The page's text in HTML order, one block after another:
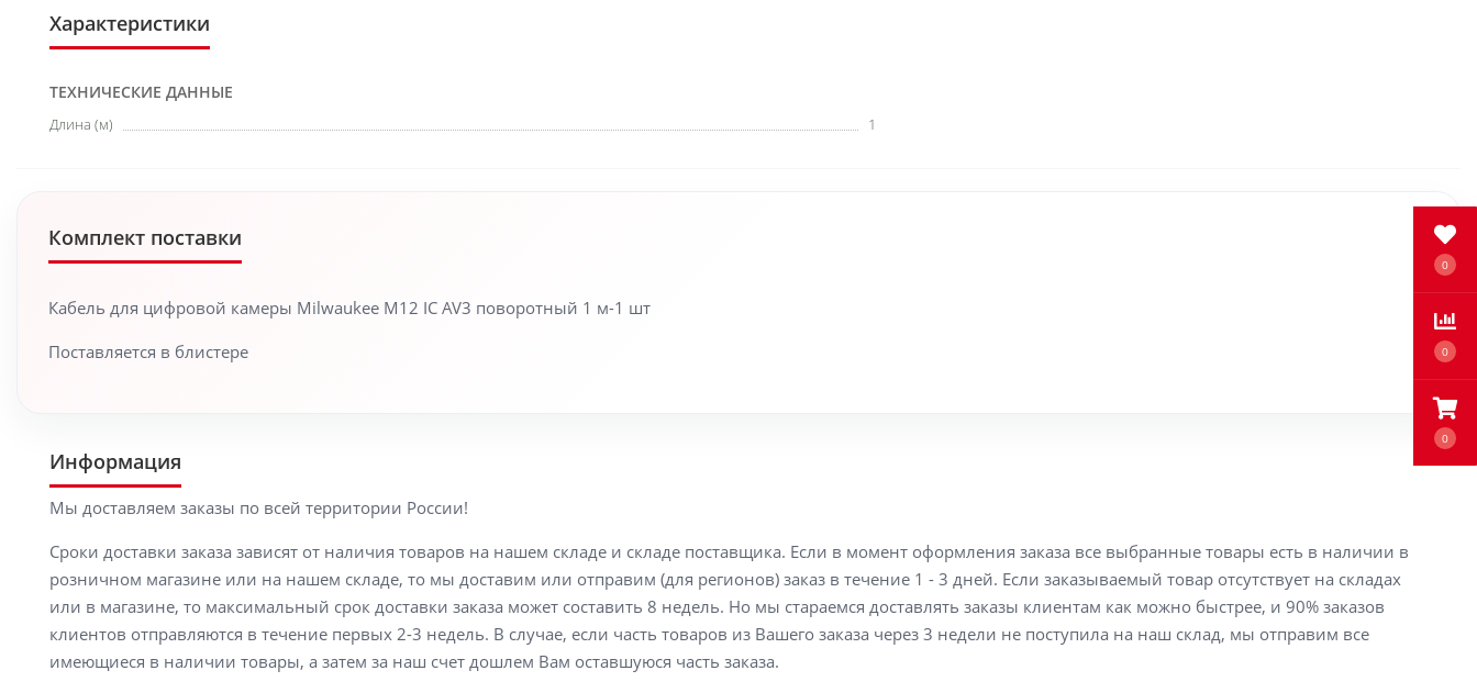
0
0
0
Характеристики
ТЕХНИЧЕСКИЕ ДАННЫЕ
Длина (м) 1
Комплект поставки
Кабель для цифровой камеры Milwaukee M12 IC AV3 поворотный 1 м-1 шт
Поставляется в блистере
Информация
Мы доставляем заказы по всей территории России!
Сроки доставки заказа зависят от наличия товаров на нашем складе и складе поставщика. Если в момент оформления заказа все выбранные товары есть в наличии в
розничном магазине или на нашем складе, то мы доставим или отправим (для регионов) заказ в течение 1 - 3 дней. Если заказываемый товар отсутствует на складах
или в магазине, то максимальный срок доставки заказа может составить 8 недель. Но мы стараемся доставлять заказы клиентам как можно быстрее, и 90% заказов
клиентов отправляются в течение первых 2-3 недель. В случае, если часть товаров из Вашего заказа через 3 недели не поступила на наш склад, мы отправим все
имеющиеся в наличии товары, а затем за наш счет дошлем Вам оставшуюся часть заказа.